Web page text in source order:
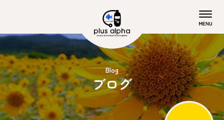
Blog
ブログ